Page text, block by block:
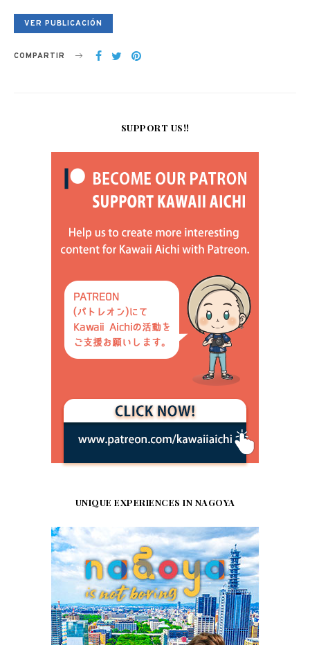
VER PUBLICACIÓN
COMPARTIR
SUPPORT US!!
UNIQUE EXPERIENCES IN NAGOYA